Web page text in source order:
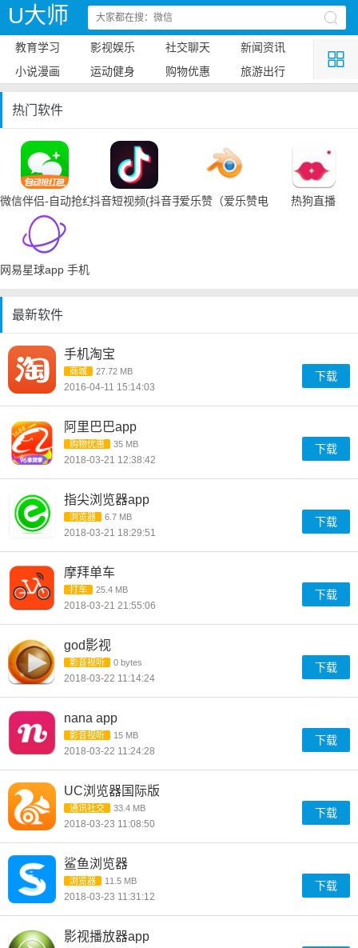
U大师
教育学习 影视娱乐 社交聊天
新闻资讯
小说漫画
运动健身 购物优惠 旅游出行
热门软件
微信伴侣-自动抢红包抖音短视频(抖音手机下载)爱乐赞（爱乐赞电脑手机下载）
热狗直播
网易星球app 手机下载
最新软件
手机淘宝
商城 27.72 MB
2016-04-11 15:14:03
下载
阿里巴巴app
购物优惠 35 MB
2018-03-21 12:38:42
下载
指尖浏览器app
浏览器 6.7 MB
2018-03-21 18:29:51
下载
摩拜单车
打车 25.4 MB
2018-03-21 21:55:06
下载
god影视
影音视听 0 bytes
2018-03-22 11:14:24
下载
nana app
影音视听 15 MB
2018-03-22 11:24:28
下载
UC浏览器国际版
通讯社交 33.4 MB
2018-03-23 11:08:50
下载
鲨鱼浏览器
浏览器 11.5 MB
2018-03-23 11:31:12
下载
影视播放器app